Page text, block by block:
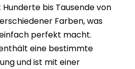
Hunderte bis Tausende von
Farben, was
perfekt macht.
eine bestimmte
und ist mit einer